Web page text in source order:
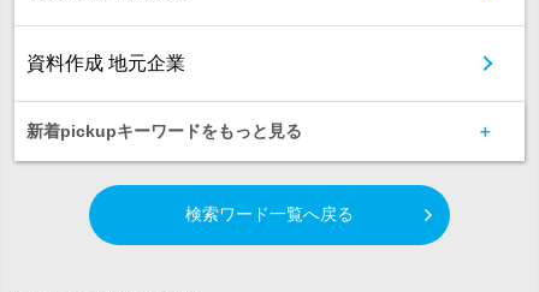
資料作成 地元企業
新着pickupキーワードをもっと見る
検索ワード一覧へ戻る